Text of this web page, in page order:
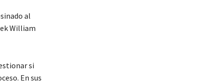
al
William
si
En sus